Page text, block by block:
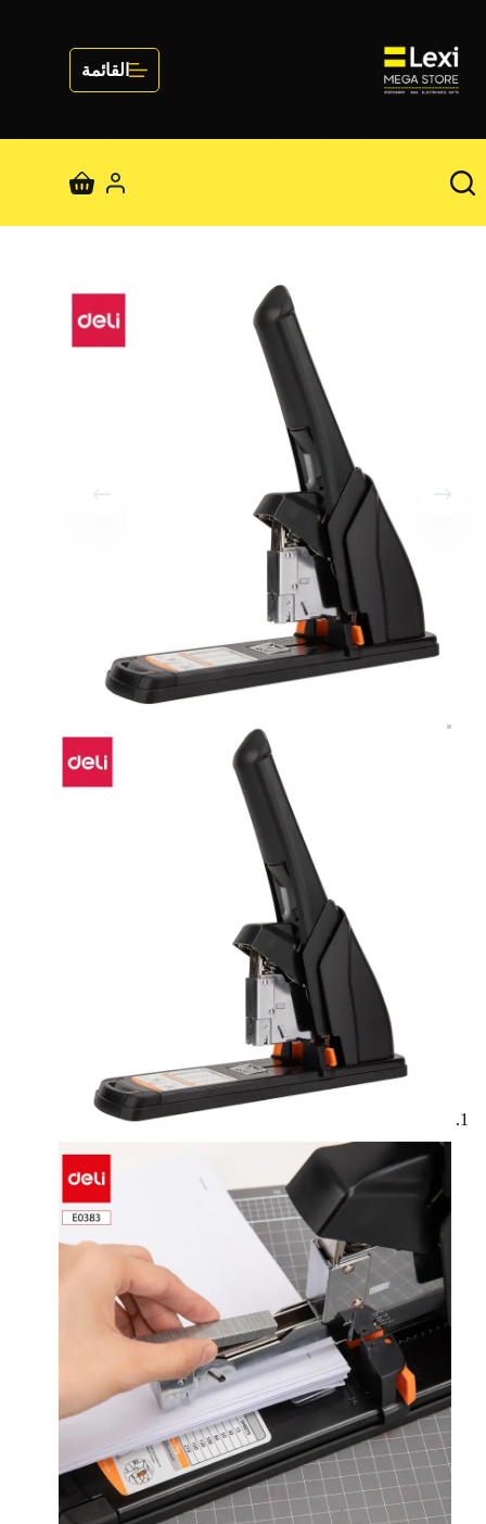
المحتوى
القائمة
عربة